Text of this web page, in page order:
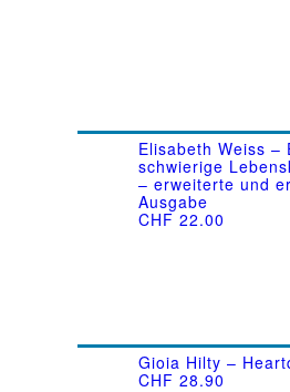
Elisabeth Weiss –
schwierige
– erweiterte und
Ausgabe
CHF 22.00
Gioia Hilty –
CHF 28.90